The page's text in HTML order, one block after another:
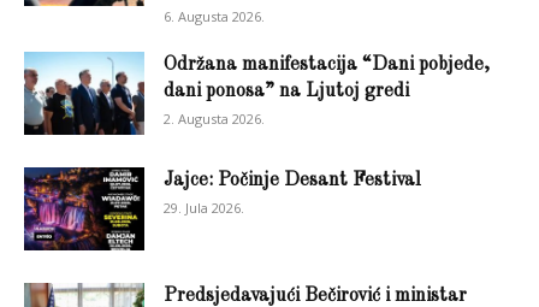
6. Augusta 2026.
Održana manifestacija “Dani pobjede,
dani ponosa” na Ljutoj gredi
2. Augusta 2026.
Jajce: Počinje Desant Festival
29. Jula 2026.
Predsjedavajući Bečirović i ministar